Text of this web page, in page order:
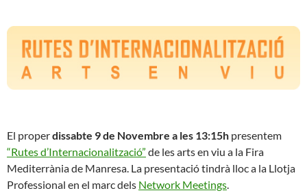
El properdissabte 9 de Novembre a les 13:15h presentem
“Rutes d’Internacionalització” de les arts en viu a la Fira
Mediterrània de Manresa. La presentació tindrà lloc a la Llotja
Professional en el marc dels Network Meetings.